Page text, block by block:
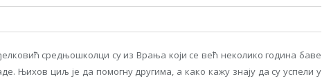
средњошколци су из Врања који се већ неколико година баве
Њихов циљ је да помогну другима, а како кажу знају да су успели у